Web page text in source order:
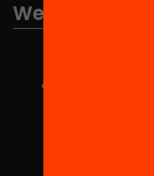
We are part